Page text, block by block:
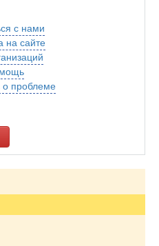
с нами
на сайте
проблеме